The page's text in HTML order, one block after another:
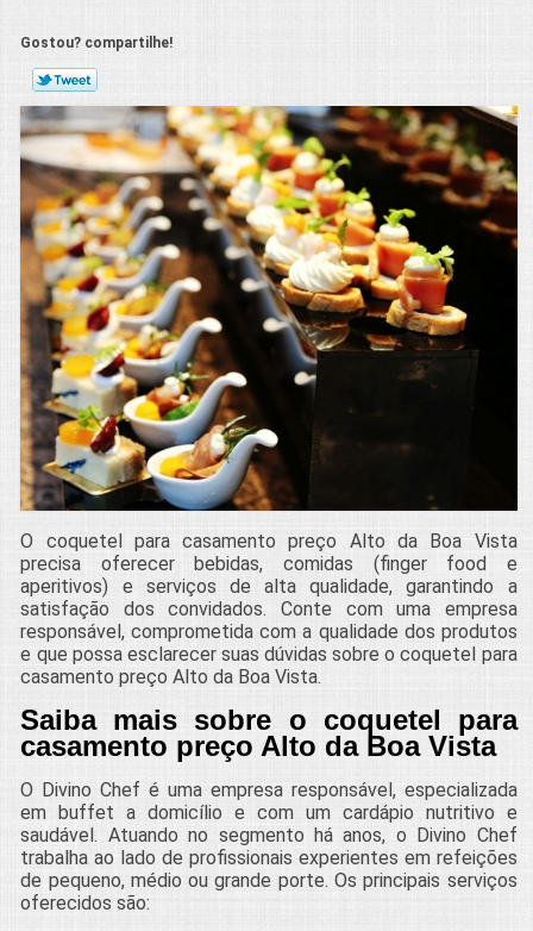
Gostou? compartilhe!
O coquetel para casamento preço Alto da Boa Vista
precisa oferecer bebidas, comidas (finger food e
aperitivos) e serviços de alta qualidade, garantindo a
satisfação dos convidados. Conte com uma empresa
responsável, comprometida com a qualidade dos produtos
e que possa esclarecer suas dúvidas sobre o coquetel para
casamento preço Alto da Boa Vista.
Saiba mais sobre o coquetel para
casamento preço Alto da Boa Vista
O Divino Chef é uma empresa responsável, especializada
em buffet a domicílio e com um cardápio nutritivo e
saudável. Atuando no segmento há anos, o Divino Chef
trabalha ao lado de profissionais experientes em refeições
de pequeno, médio ou grande porte. Os principais serviços
oferecidos são: